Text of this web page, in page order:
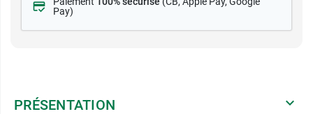
Pay)
PRÉSENTATION